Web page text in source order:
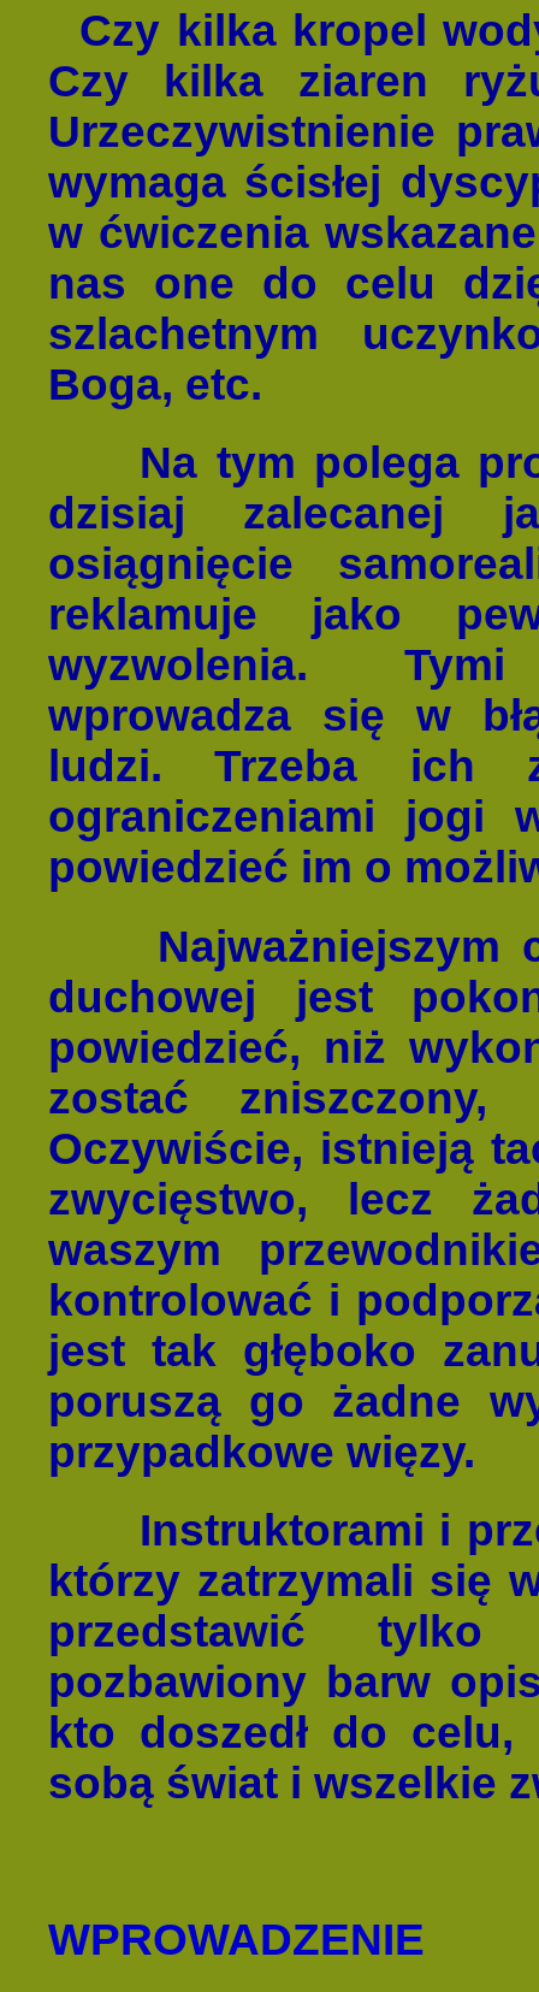
Czy kilka kropel
Czy kilka ziaren
Urzeczywistnienie
wymaga ścisłej
w ćwiczenia
nas one do celu
szlachetnym
Boga, etc.
Na tym polega
dzisiaj zalecanej
osiągnięcie
reklamuje jako
wyzwolenia.
wprowadza się w
ludzi. Trzeba ich
ograniczeniami jogi
powiedzieć im o
Najważniejszym
duchowej jest
powiedzieć, niż
zostać
Oczywiście, istnieją
zwycięstwo, lecz
waszym
kontrolować i
jest tak głęboko
poruszą go żadne
przypadkowe więzy.
Instruktorami i
którzy zatrzymali się
przedstawić tylko
pozbawiony barw
kto doszedł do celu,
sobą świat i wszelkie
WPROWADZENIE